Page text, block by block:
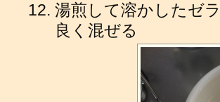
湯煎して溶かしたゼ
良く混ぜる